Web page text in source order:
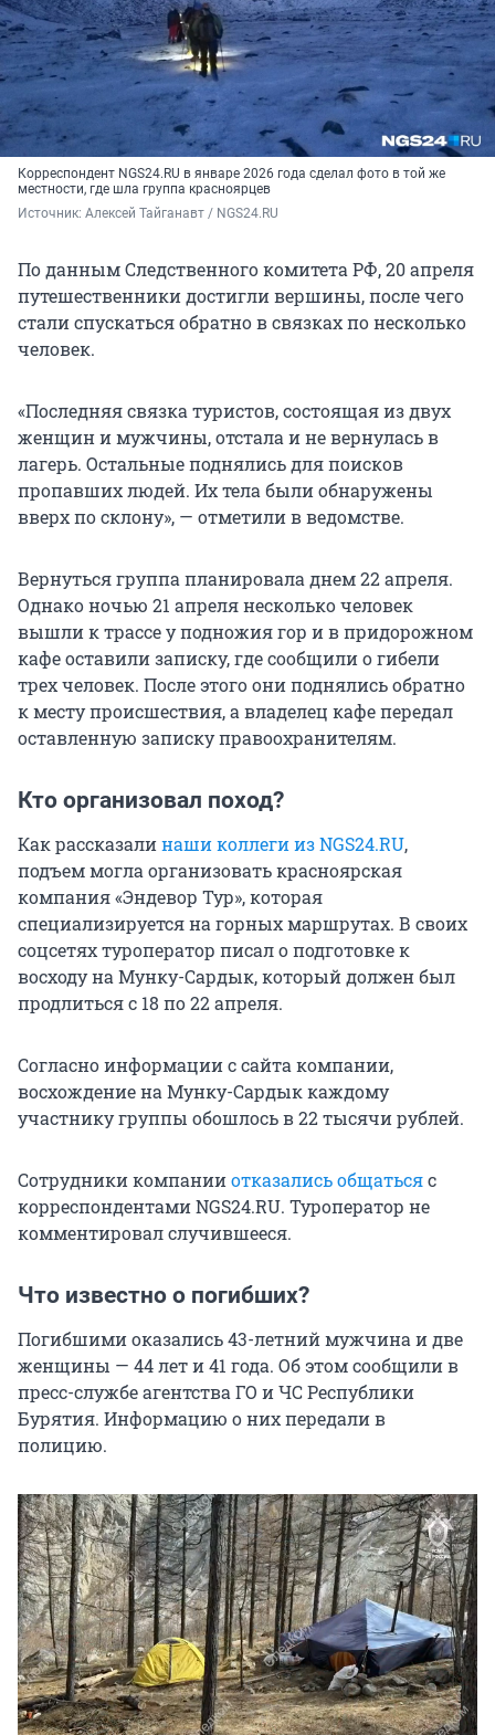
Корреспондент NGS24.RU в январе 2026 года сделал фото в той же
местности, где шла группа красноярцев
Источник: Алексей Тайганавт / NGS24.RU
По данным Следственного комитета РФ, 20 апреля
путешественники достигли вершины, после чего
стали спускаться обратно в связках по несколько
человек.
«Последняя связка туристов, состоящая из двух
женщин и мужчины, отстала и не вернулась в
лагерь. Остальные поднялись для поисков
пропавших людей. Их тела были обнаружены
вверх по склону», — отметили в ведомстве.
Вернуться группа планировала днем 22 апреля.
Однако ночью 21 апреля несколько человек
вышли к трассе у подножия гор и в придорожном
кафе оставили записку, где сообщили о гибели
трех человек. После этого они поднялись обратно
к месту происшествия, а владелец кафе передал
оставленную записку правоохранителям.
Кто организовал поход?
Как рассказалинаши коллеги из NGS24.RU,
подъем могла организовать красноярская
компания «Эндевор Тур», которая
специализируется на горных маршрутах. В своих
соцсетях туроператор писал о подготовке к
восходу на Мунку-Сардык, который должен был
продлиться с 18 по 22 апреля.
Согласно информации с сайта компании,
восхождение на Мунку-Сардык каждому
участнику группы обошлось в 22 тысячи рублей.
Сотрудники компанииотказались общатьсяс
корреспондентами NGS24.RU. Туроператор не
комментировал случившееся.
Что известно о погибших?
Погибшими оказались 43-летний мужчина и две
женщины — 44 лет и 41 года. Об этом сообщили в
пресс-службе агентства ГО и ЧС Республики
Бурятия. Информацию о них передали в
полицию.